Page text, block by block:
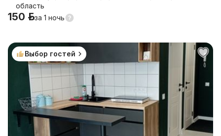
область
150 р.за 1 ночь
Выбор гостей